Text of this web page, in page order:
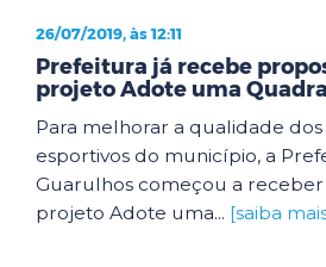
26/07/2019, às 12:11
Prefeitura já recebe
projeto Adote uma Quadra
Para melhorar a qualidade
esportivos do município, a
Guarulhos começou a
projeto Adote uma... [saiba